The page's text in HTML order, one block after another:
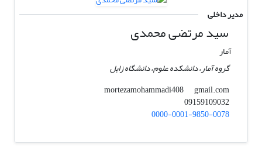
مدیر داخلی
سید مرتضی محمدی
آمار
گروه آمار، دانشکده علوم، دانشگاه زابل
mortezamohammadi408
gmail.com
09159109032
0000-0001-9850-0078